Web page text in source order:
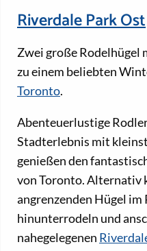
Riverdale Park Ost
Zwei große Rodelhügel
zu einem beliebten
Toronto.
Abenteuerlustige
Stadterlebnis mit
genießen den
von Toronto. Alternativ
angrenzenden Hügel im
hinunterrodeln und
nahegelegenen